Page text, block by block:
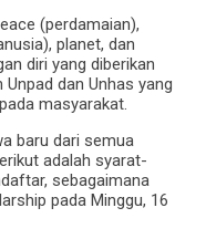
(perdamaian),
planet, dan
diri yang diberikan
dan Unhas yang
masyarakat.
baru dari semua
adalah syarat-
sebagaimana
pada Minggu, 16